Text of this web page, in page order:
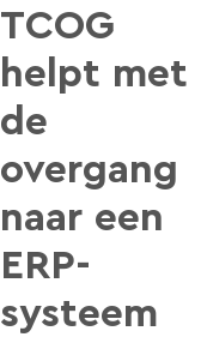
TCOG
helpt met
de
overgang
naar een
ERP-
systeem